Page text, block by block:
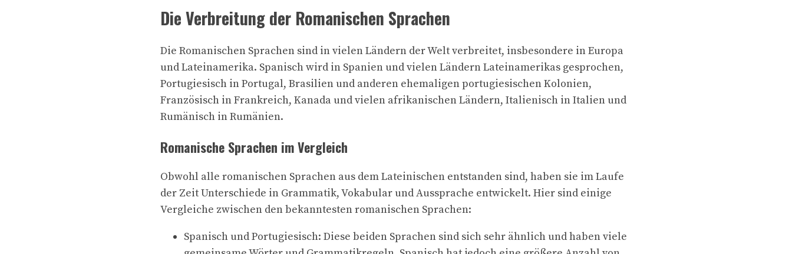
Die Verbreitung der Romanischen Sprachen
Die Romanischen Sprachen sind in vielen Ländern der Welt verbreitet, insbesondere in Europa
und Lateinamerika. Spanisch wird in Spanien und vielen Ländern Lateinamerikas gesprochen,
Portugiesisch in Portugal, Brasilien und anderen ehemaligen portugiesischen Kolonien,
Französisch in Frankreich, Kanada und vielen afrikanischen Ländern, Italienisch in Italien und
Rumänisch in Rumänien.
Romanische Sprachen im Vergleich
Obwohl alle romanischen Sprachen aus dem Lateinischen entstanden sind, haben sie im Laufe
der Zeit Unterschiede in Grammatik, Vokabular und Aussprache entwickelt. Hier sind einige
Vergleiche zwischen den bekanntesten romanischen Sprachen:
Spanisch und Portugiesisch: Diese beiden Sprachen sind sich sehr ähnlich und haben viele